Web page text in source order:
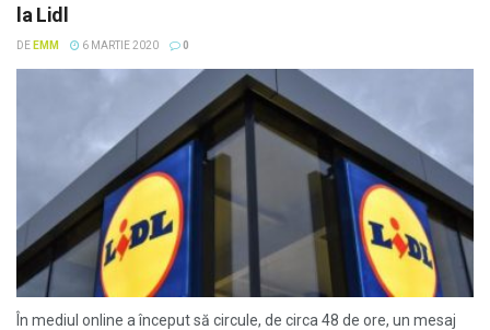
la Lidl
DE EMM 6 MARTIE 2020 0
În mediul online a început să circule, de circa 48 de ore, un mesaj